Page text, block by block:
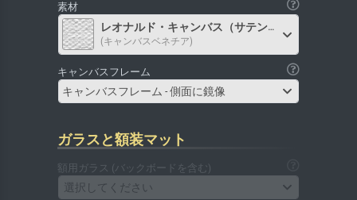
素材
レオナルド・キャンバス（サテン）
(キャンバスベネチア)
キャンバスフレーム
キャンバスフレーム - 側面に鏡像
ガラスと額装マット
額用ガラス (バックボードを含む)
選択してください